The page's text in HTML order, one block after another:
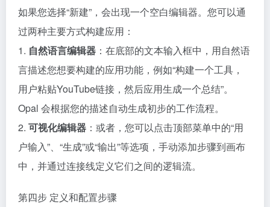
如果您选择“新建”，会出现一个空白编辑器。您可以通
过两种主要方式构建应用：
1. 自然语言编辑器 ：在底部的文本输入框中，用自然语
言描述您想要构建的应用功能，例如“构建一个工具，
用户粘贴YouTube链接，然后应用生成一个总结”。
Opal 会根据您的描述自动生成初步的工作流程。
2. 可视化编辑器 ：或者，您可以点击顶部菜单中的“用
户输入”、“生成”或“输出”等选项，手动添加步骤到画布
中，并通过连接线定义它们之间的逻辑流。
第四步 定义和配置步骤